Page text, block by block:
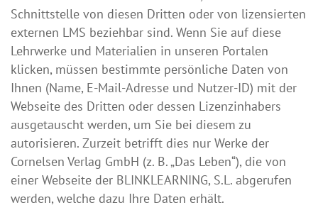
Schnittstelle von diesen Dritten oder von lizensierten
externen LMS beziehbar sind. Wenn Sie auf diese
Lehrwerke und Materialien in unseren Portalen
klicken, müssen bestimmte persönliche Daten von
Ihnen (Name, E-Mail-Adresse und Nutzer-ID) mit der
Webseite des Dritten oder dessen Lizenzinhabers
ausgetauscht werden, um Sie bei diesem zu
autorisieren. Zurzeit betrifft dies nur Werke der
Cornelsen Verlag GmbH (z. B. „Das Leben“), die von
einer Webseite der BLINKLEARNING, S.L. abgerufen
werden, welche dazu Ihre Daten erhält.